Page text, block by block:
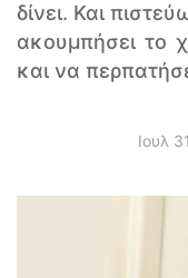
δίνει. Και
ακουμπήσει το
και να
Ιουλ